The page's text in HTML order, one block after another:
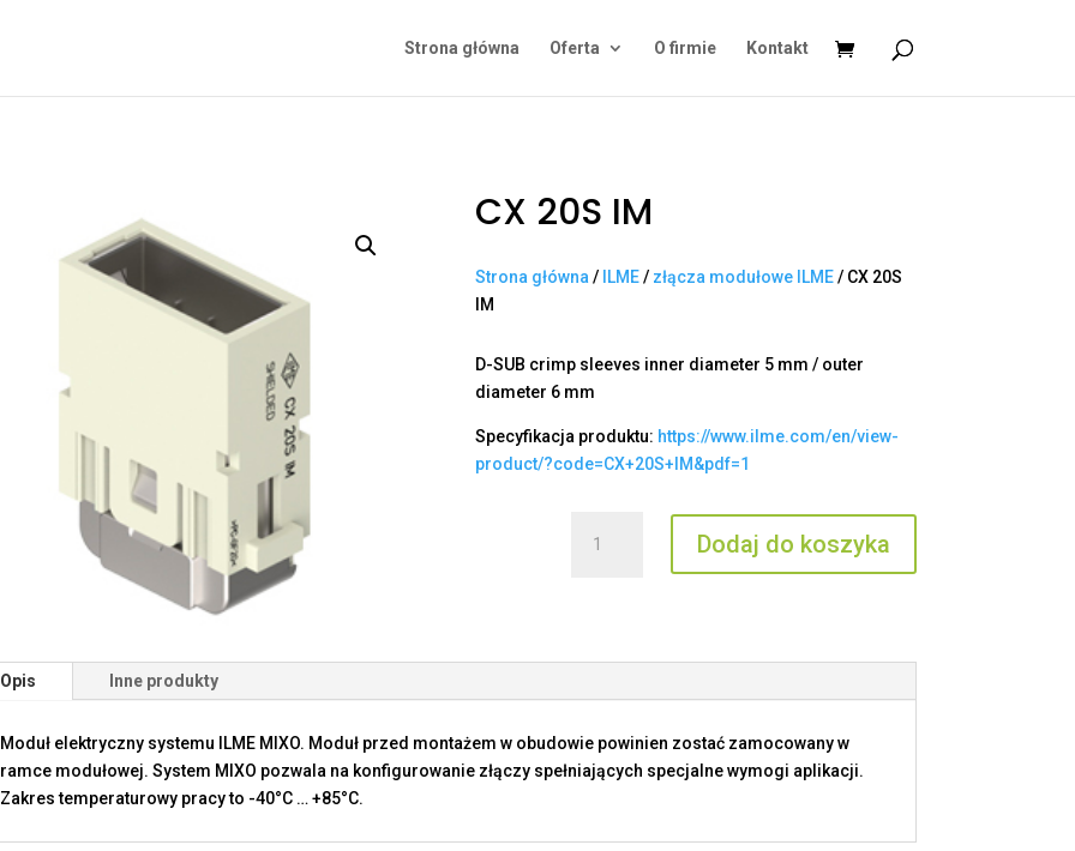
Strona główna Oferta O firmie Kontakt
CX 20S IM
Strona główna / ILME/ złącza modułowe ILME/ CX 20S
IM
D-SUB crimp sleeves inner diameter 5 mm / outer
diameter 6 mm
Specyfikacja produktu: https://www.ilme.com/en/view-
product/?code=CX+20S+IM&pdf=1
Dodaj do koszyka
Opis Inne produkty
Moduł elektryczny systemu ILME MIXO. Moduł przed montażem w obudowie powinien zostać zamocowany w
ramce modułowej. System MIXO pozwala na konfigurowanie złączy spełniających specjalne wymogi aplikacji.
Zakres temperaturowy pracy to -40°C … +85°C.